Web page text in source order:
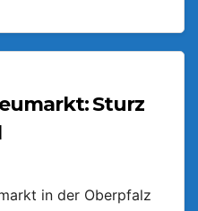
Sturz
in der Oberpfalz